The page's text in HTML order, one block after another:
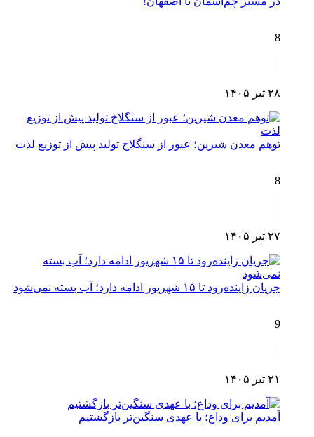
8
۲۸ تیر ۱۴۰۵
توهم معدن شیرین؛ عبور از سنگلاخ تولید پیش از توزیع لذت
8
۲۷ تیر ۱۴۰۵
جریان زاینده‌رود تا ۱۵ شهریور ادامه دارد؛ آب بسته نمی‌شود
9
۲۱ تیر ۱۴۰۵
آمدیم برای وداع؛ با عهدی سنگین‌تر بازگشتیم